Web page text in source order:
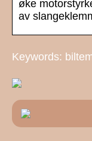
øke
av
Keywords: